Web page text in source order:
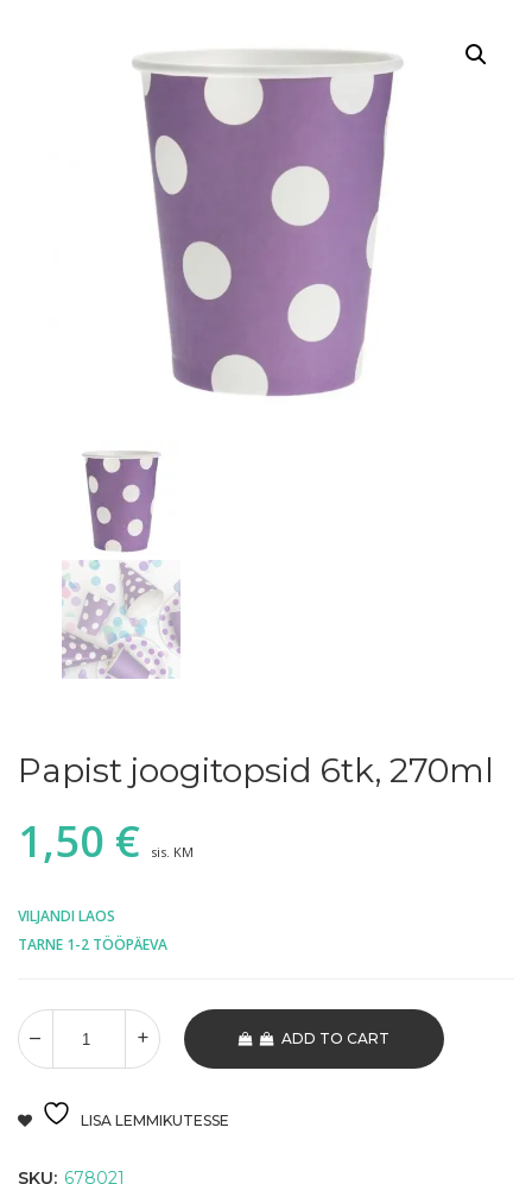
Papist joogitopsid 6tk, 270ml
1,50 € sis. KM
VILJANDI LAOS
TARNE 1-2 TÖÖPÄEVA
ADD TO CART
LISA LEMMIKUTESSE
SKU: 678021